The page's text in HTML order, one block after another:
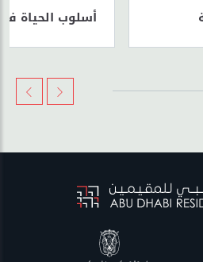
أسلوب الحياة